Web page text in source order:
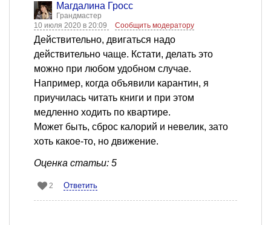
Магдалина Гросс
Грандмастер
10 июля 2020 в 20:09
Сообщить модератору
Действительно, двигаться надо
действительно чаще. Кстати, делать это
можно при любом удобном случае.
Например, когда объявили карантин, я
приучилась читать книги и при этом
медленно ходить по квартире.
Может быть, сброс калорий и невелик, зато
хоть какое-то, но движение.
Оценка статьи: 5
2 Ответить